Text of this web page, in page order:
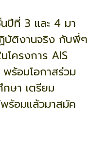
ปีที่ 3 และ 4 มา
บัติงานจริง กับพี่ๆ
โครงการ AIS
ร้อมโอกาสร่วม
ษา เตรียม
ร้อมแล้วมาสมัค